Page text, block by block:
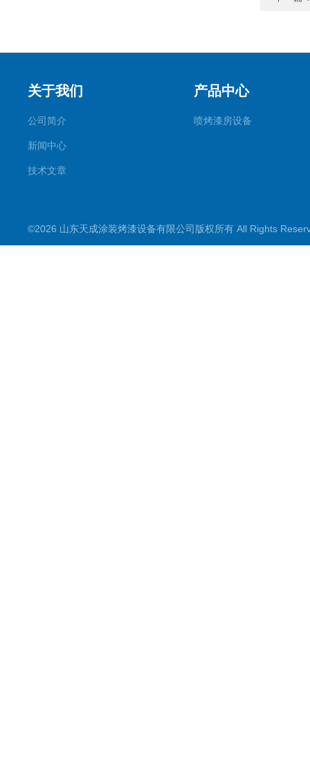
关于我们
公司简介
新闻中心
技术文章
产品中心
喷烤漆房设备
©2026 山东天成涂装烤漆设备有限公司版权所有 All Rights